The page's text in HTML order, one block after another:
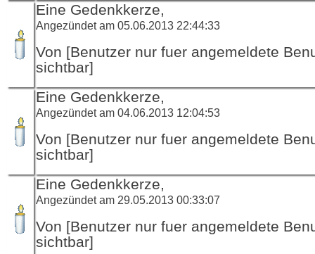
Eine Gedenkkerze,
Angezündet am 05.06.2013 22:44:33
Von [Benutzer nur fuer angemeldete
sichtbar]
Eine Gedenkkerze,
Angezündet am 04.06.2013 12:04:53
Von [Benutzer nur fuer angemeldete
sichtbar]
Eine Gedenkkerze,
Angezündet am 29.05.2013 00:33:07
Von [Benutzer nur fuer angemeldete
sichtbar]